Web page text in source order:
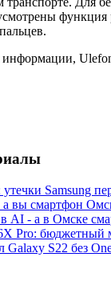
функция
Samsung
вы смартфон
AI - а в Омске
Pro: бюджетный
Galaxy S22 без